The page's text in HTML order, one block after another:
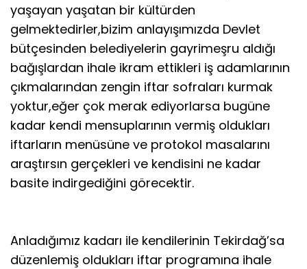
yaşayan yaşatan bir kültürden
gelmektedirler,bizim anlayışımızda Devlet
bütçesinden belediyelerin gayrimeşru aldığı
bağışlardan ihale ikram ettikleri iş adamlarının
çıkmalarından zengin iftar sofraları kurmak
yoktur,eğer çok merak ediyorlarsa bugüne
kadar kendi mensuplarının vermiş oldukları
iftarların menüsüne ve protokol masalarını
araştırsın gerçekleri ve kendisini ne kadar
basite indirgediğini görecektir.
Anladığımız kadarı ile kendilerinin Tekirdağ’sa
düzenlemiş oldukları iftar programına ihale